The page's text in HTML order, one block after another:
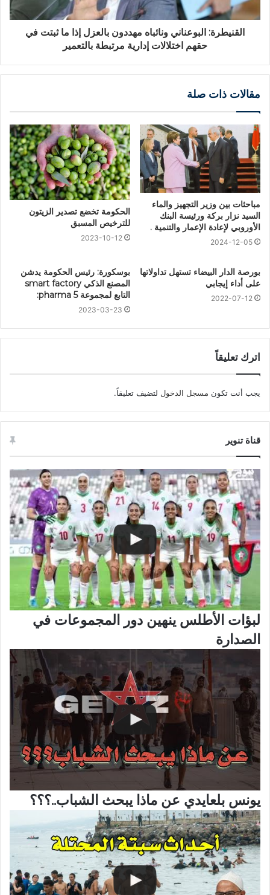
القنيطرة: البوعناني ونائباه مهددون بالعزل إذا ما ثبتت في
حقهم اختلالات إدارية مرتبطة بالتعمير
مقالات ذات صلة
مباحثات بين وزير التجهيز والماء
السيد نزار بركة ورئيسة البنك
الأوروبي لإعادة الإعمار والتنمية .
2024-12-05
الحكومة تخضع تصدير الزيتون
للترخيص المسبق
2023-10-12
بورصة الدار البيضاء تستهل تداولاتها
على أداء إيجابي
2022-07-12
بوسكورة: رئيس الحكومة يدشن
المصنع الذكي smart factory
التابع لمجموعة pharma 5:
2023-03-23
اترك تعليقاً
يجب أنت تكون مسجل الدخول لتضيف تعليقاً.
قناة تنوير
لبؤات الأطلس ينهين دور المجموعات في
الصدارة
يونس بلعايدي عن ماذا يبحث الشباب..؟؟؟